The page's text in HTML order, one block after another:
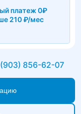
платеж 0₽
210 ₽/мес
856-62-07